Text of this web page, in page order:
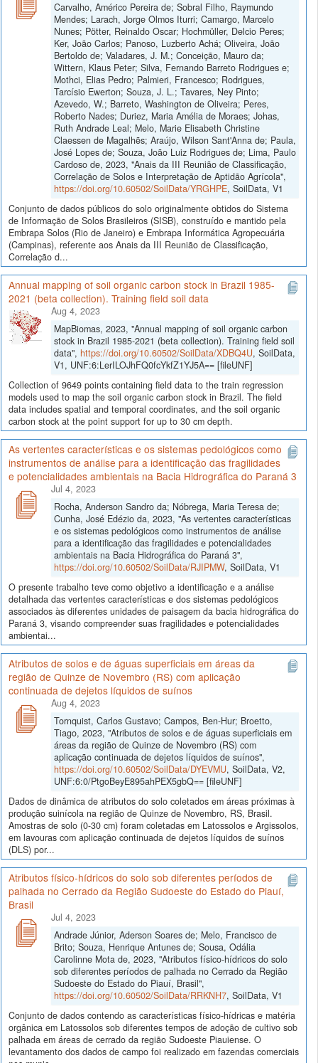
Carvalho, Américo Pereira de; Sobral Filho, Raymundo
Mendes; Larach, Jorge Olmos Iturri; Camargo, Marcelo
Nunes; Pötter, Reinaldo Oscar; Hochmüller, Delcio Peres;
Ker, João Carlos; Panoso, Luzberto Achá; Oliveira, João
Bertoldo de; Valadares, J. M.; Conceição, Mauro da;
Wittern, Klaus Peter; Silva, Fernando Barreto Rodrigues e;
Mothci, Elias Pedro; Palmieri, Francesco; Rodrigues,
Tarcísio Ewerton; Souza, J. L.; Tavares, Ney Pinto;
Azevedo, W.; Barreto, Washington de Oliveira; Peres,
Roberto Nades; Duriez, Maria Amélia de Moraes; Johas,
Ruth Andrade Leal; Melo, Marie Elisabeth Christine
Claessen de Magalhẽs; Araújo, Wilson Sant'Anna de; Paula,
José Lopes de; Souza, João Luiz Rodrigues de; Lima, Paulo
Cardoso de, 2023, "Anais da III Reunião de Classificação,
Correlação de Solos e Interpretação de Aptidão Agrícola",
https://doi.org/10.60502/SoilData/YRGHPE, SoilData, V1
Conjunto de dados públicos do solo originalmente obtidos do Sistema
de Informação de Solos Brasileiros (SISB), construído e mantido pela
Embrapa Solos (Rio de Janeiro) e Embrapa Informática Agropecuária
(Campinas), referente aos Anais da III Reunião de Classificação,
Correlação d...
Annual mapping of soil organic carbon stock in Brazil 1985-
2021 (beta collection). Training field soil data
Aug 4, 2023
MapBiomas, 2023, "Annual mapping of soil organic carbon
stock in Brazil 1985-2021 (beta collection). Training field soil
data", https://doi.org/10.60502/SoilData/XDBQ4U, SoilData,
V1, UNF:6:LerILOJhFQ0fcYkfZ1YJ5A== [fileUNF]
Collection of 9649 points containing field data to the train regression
models used to map the soil organic carbon stock in Brazil. The field
data includes spatial and temporal coordinates, and the soil organic
carbon stock at the point support for up to 30 cm depth.
As vertentes características e os sistemas pedológicos como
instrumentos de análise para a identificação das fragilidades
e potencialidades ambientais na Bacia Hidrográfica do Paraná 3
Jul 4, 2023
Rocha, Anderson Sandro da; Nóbrega, Maria Teresa de;
Cunha, José Edézio da, 2023, "As vertentes características
e os sistemas pedológicos como instrumentos de análise
para a identificação das fragilidades e potencialidades
ambientais na Bacia Hidrográfica do Paraná 3",
https://doi.org/10.60502/SoilData/RJIPMW, SoilData, V1
O presente trabalho teve como objetivo a identificação e a análise
detalhada das vertentes características e dos sistemas pedológicos
associados às diferentes unidades de paisagem da bacia hidrográfica do
Paraná 3, visando compreender suas fragilidades e potencialidades
ambientai...
Atributos de solos e de águas superficiais em áreas da
região de Quinze de Novembro (RS) com aplicação
continuada de dejetos líquidos de suínos
Aug 4, 2023
Tornquist, Carlos Gustavo; Campos, Ben-Hur; Broetto,
Tiago, 2023, "Atributos de solos e de águas superficiais em
áreas da região de Quinze de Novembro (RS) com
aplicação continuada de dejetos líquidos de suínos",
https://doi.org/10.60502/SoilData/DYEVMU, SoilData, V2,
UNF:6:0/PtgoBeyE895ahPEX5gbQ== [fileUNF]
Dados de dinâmica de atributos do solo coletados em áreas próximas à
produção suinícola na região de Quinze de Novembro, RS, Brasil.
Amostras de solo (0-30 cm) foram coletadas em Latossolos e Argissolos,
em lavouras com aplicação continuada de dejetos líquidos de suínos
(DLS) por...
Atributos físico-hídricos do solo sob diferentes períodos de
palhada no Cerrado da Região Sudoeste do Estado do Piauí,
Brasil
Jul 4, 2023
Andrade Júnior, Aderson Soares de; Melo, Francisco de
Brito; Souza, Henrique Antunes de; Sousa, Odália
Carolinne Mota de, 2023, "Atributos físico-hídricos do solo
sob diferentes períodos de palhada no Cerrado da Região
Sudoeste do Estado do Piauí, Brasil",
https://doi.org/10.60502/SoilData/RRKNH7, SoilData, V1
Conjunto de dados contendo as características físico-hídricas e matéria
orgânica em Latossolos sob diferentes tempos de adoção de cultivo sob
palhada em áreas de cerrado da região Sudoeste Piauiense. O
levantamento dos dados de campo foi realizado em fazendas comerciais